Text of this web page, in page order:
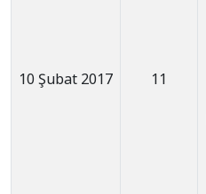
10 Şubat 2017 11